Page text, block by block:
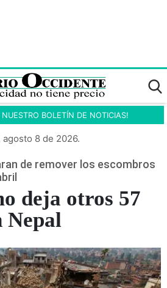
NUESTRO BOLETÍN DE NOTICIAS!
agosto 8 de 2026.
de remover los escombros
deja otros 57
Nepal